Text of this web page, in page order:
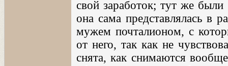
свой заработок; тут же
она сама представлялась в
мужем почталионом, с
от него, так как не
снята, как снимаются